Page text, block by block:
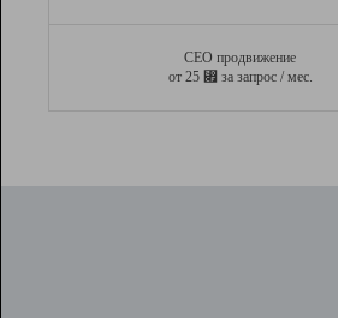
СЕО продвижение
от 25 ⃏ за запрос / мес.